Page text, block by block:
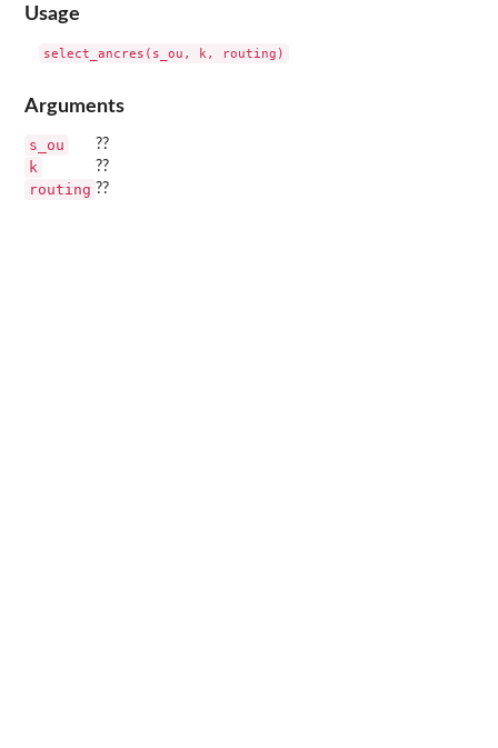
Usage
Arguments
s_ou ??
k ??
routing ??